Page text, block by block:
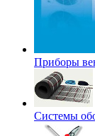
Приборы
Системы